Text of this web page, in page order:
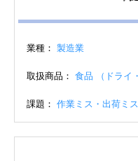
業種： 製造業
取扱商品： 食品 （ドライ
課題： 作業ミス・出荷ミ